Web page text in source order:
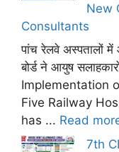
New
Consultants
पांच रेलवे अस्पतालों में
बोर्ड ने आयुष
Implementation
Five Railway
has ... Read
7th